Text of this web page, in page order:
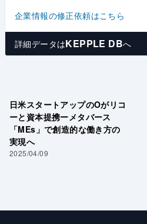
企業情報の修正依頼はこちら
詳細データはKEPPLE DBへ
日米スタートアップのOがリコ
ーと資本提携ーメタバース
「MEs」で創造的な働き方の
実現へ
2025/04/09